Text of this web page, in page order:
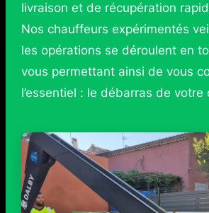
livraison et de récupération
Nos chauffeurs expérimentés
les opérations se déroulent en
vous permettant ainsi de vous
l’essentiel : le débarras de votre